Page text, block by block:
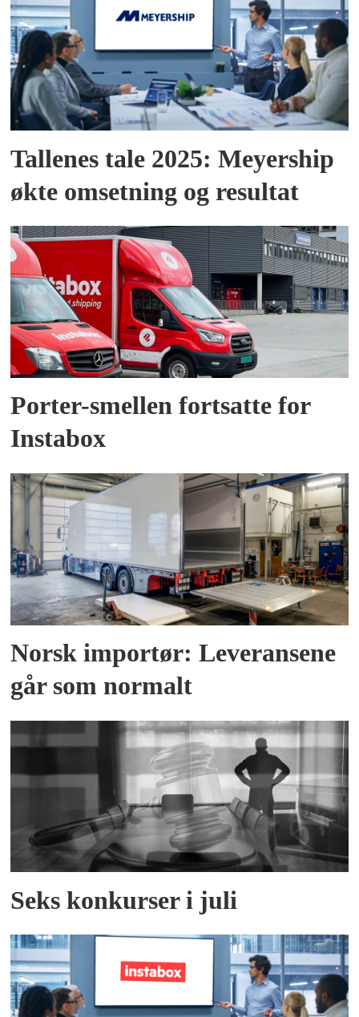
Tallenes tale 2025: Meyership
økte omsetning og resultat
Porter-smellen fortsatte for
Instabox
Norsk importør: Leveransene
går som normalt
Seks konkurser i juli